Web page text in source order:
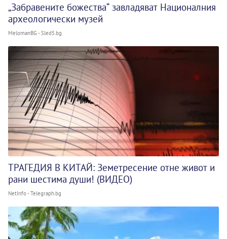
„Забравените божества“ завладяват Националния
археологически музей
MelomanBG - Sled5.bg
ТРАГЕДИЯ В КИТАЙ: Земетресение отне живот и
рани шестима души! (ВИДЕО)
NetInfo - Telegraph.bg